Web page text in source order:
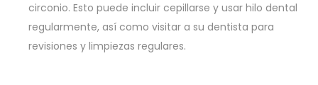
circonio. Esto puede incluir cepillarse y usar hilo dental
regularmente, así como visitar a su dentista para
revisiones y limpiezas regulares.